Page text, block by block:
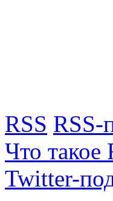
RSS RSS-
Что такое
Twitter-